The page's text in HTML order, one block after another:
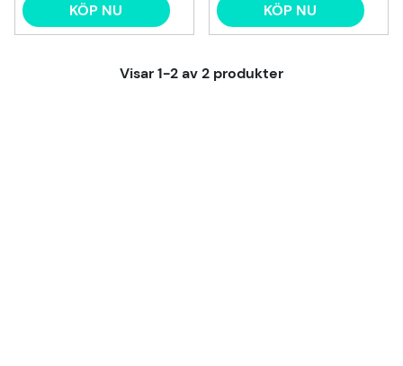
KÖP NU KÖP NU
Visar1-2av2 produkter